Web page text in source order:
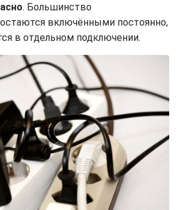
. Большинство
включёнными постоянно,
в отдельном подключении.